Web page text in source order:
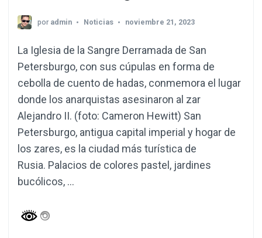
por admin Noticias noviembre 21, 2023
La Iglesia de la Sangre Derramada de San
Petersburgo, con sus cúpulas en forma de
cebolla de cuento de hadas, conmemora el lugar
donde los anarquistas asesinaron al zar
Alejandro II. (foto: Cameron Hewitt) San
Petersburgo, antigua capital imperial y hogar de
los zares, es la ciudad más turística de
Rusia. Palacios de colores pastel, jardines
bucólicos, …